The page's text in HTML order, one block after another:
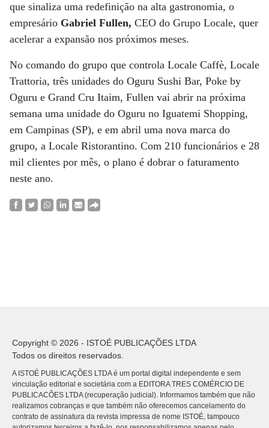
que sinaliza uma redefinição na alta gastronomia, o
empresário Gabriel Fullen, CEO do Grupo Locale, quer
acelerar a expansão nos próximos meses.
No comando do grupo que controla Locale Caffè, Locale
Trattoria, três unidades do Oguru Sushi Bar, Poke by
Oguru e Grand Cru Itaim, Fullen vai abrir na próxima
semana uma unidade do Oguru no Iguatemi Shopping,
em Campinas (SP), e em abril uma nova marca do
grupo, a Locale Ristorantino. Com 210 funcionários e 28
mil clientes por mês, o plano é dobrar o faturamento
neste ano.
Copyright © 2026 - ISTOÉ PUBLICAÇÕES LTDA
Todos os direitos reservados.
A ISTOÉ PUBLICAÇÕES LTDA é um portal digital independente e sem
vinculação editorial e societária com a EDITORA TRES COMÉRCIO DE
PUBLICACÕES LTDA (recuperação judicial). Informamos também que não
realizamos cobranças e que também não oferecemos cancelamento do
contrato de assinatura da revista impressa de nome ISTOÉ, tampouco